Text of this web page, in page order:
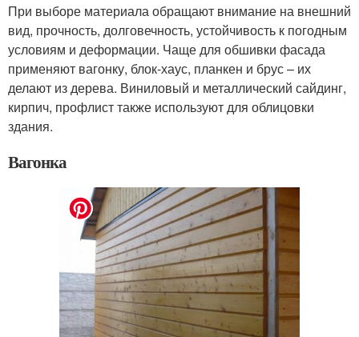
При выборе материала обращают внимание на внешний
вид, прочность, долговечность, устойчивость к погодным
условиям и деформации. Чаще для обшивки фасада
применяют вагонку, блок-хаус, планкен и брус – их
делают из дерева. Виниловый и металлический сайдинг,
кирпич, профлист также используют для облицовки
здания.
Вагонка